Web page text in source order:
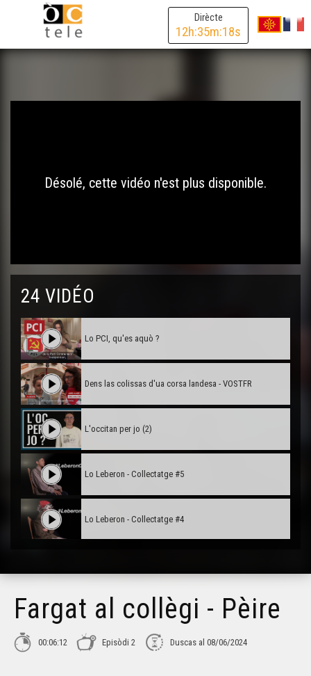
Dirècte
12h:35m:18s
Désolé, cette vidéo n'est plus disponible.
24 VIDÉO
Lo PCI, qu'es aquò ?
Dens las colissas d'ua corsa landesa - VOSTFR
L'occitan per jo (2)
Lo Leberon - Collectatge #5
Lo Leberon - Collectatge #4
Lo Leberon - Collectatge #2
Fargat al collègi - Pèire
00:06:12 Episòdi 2 Duscas al 08/06/2024